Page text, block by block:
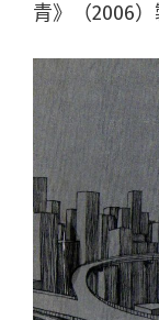
青》（2006